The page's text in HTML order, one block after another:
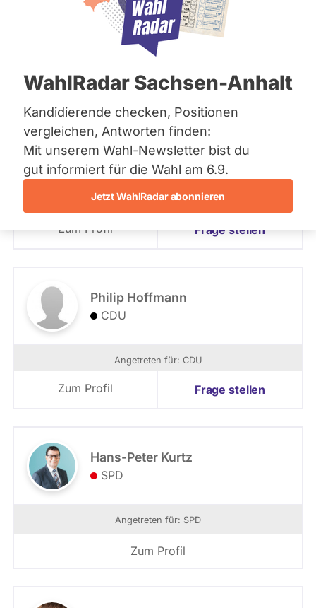
Bremen
Hamburg
Mecklenburg-Vorpommern
Nordrhein-Westfalen
Saarland
Sachsen
Sachsen-Anhalt
Sachsen-Anhalt
Schleswig-Holstein
Thüringen
Archiv
WahlRadar Sachsen-Anhalt
Kandidierende checken, Positionen
vergleichen, Antworten finden:
Mit unserem Wahl-Newsletter bist du
gut informiert für die Wahl am 6.9.
Jetzt WahlRadar abonnieren
Partei
- Alle -
Wahlkreis
- Alle -
Landesliste
Landesliste
Roland Theis
CDU
Angetreten für: CDU
Zum Profil Frage stellen
Philip Hoffmann
CDU
Angetreten für: CDU
Zum Profil Frage stellen
Hans-Peter Kurtz
SPD
Angetreten für: SPD
Zum Profil